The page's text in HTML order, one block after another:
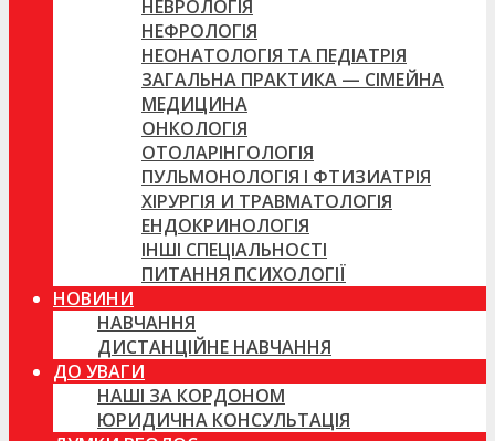
НЕВРОЛОГІЯ
НЕФРОЛОГІЯ
НЕОНАТОЛОГІЯ ТА ПЕДІАТРІЯ
ЗАГАЛЬНА ПРАКТИКА — СІМЕЙНА
МЕДИЦИНА
ОНКОЛОГІЯ
ОТОЛАРІНГОЛОГІЯ
ПУЛЬМОНОЛОГІЯ І ФТИЗИАТРІЯ
ХІРУРГІЯ И ТРАВМАТОЛОГІЯ
ЕНДОКРИНОЛОГІЯ
ІНШІ СПЕЦІАЛЬНОСТІ
ПИТАННЯ ПСИХОЛОГІЇ
НОВИНИ
НАВЧАННЯ
ДИСТАНЦІЙНЕ НАВЧАННЯ
ДО УВАГИ
НАШІ ЗА КОРДОНОМ
ЮРИДИЧНА КОНСУЛЬТАЦІЯ